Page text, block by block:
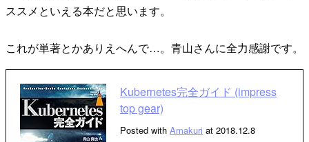
ススメといえる本だと思います。
これが単著とかありえへんで…。青山さんに全力感謝です。
Kubernetes完全ガイド (impress
top gear)
Posted with Amakuri at 2018.12.8